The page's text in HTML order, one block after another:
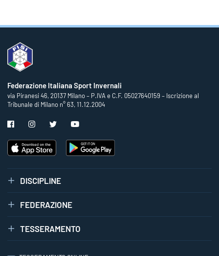
Federazione Italiana Sport Invernali
via Piranesi 46, 20137 Milano – P.IVA e C.F. 05027640159 – Iscrizione al
Tribunale di Milano n° 63, 11.12.2004
DISCIPLINE
FEDERAZIONE
TESSERAMENTO